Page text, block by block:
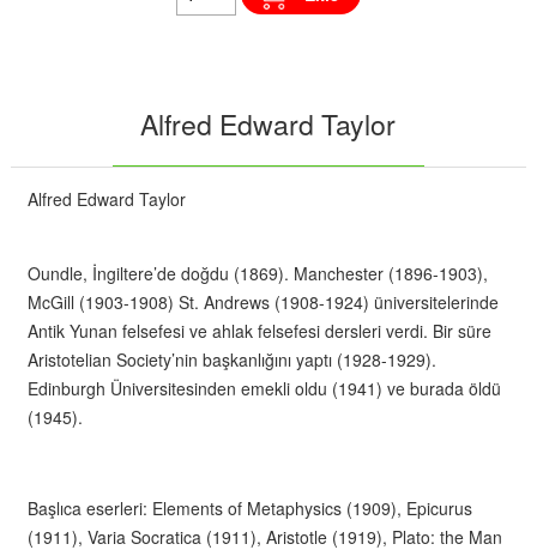
Alfred Edward Taylor
Alfred Edward Taylor
Oundle, İngiltere’de doğdu (1869). Manchester (1896-1903),
McGill (1903-1908) St. Andrews (1908-1924) üniversitelerinde
Antik Yunan felsefesi ve ahlak felsefesi dersleri verdi. Bir süre
Aristotelian Society’nin başkanlığını yaptı (1928-1929).
Edinburgh Üniversitesinden emekli oldu (1941) ve burada öldü
(1945).
Başlıca eserleri: Elements of Metaphysics (1909), Epicurus
(1911), Varia Socratica (1911), Aristotle (1919), Plato: the Man